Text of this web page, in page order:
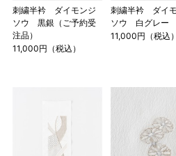
刺繍半衿 ダイモンジ
ソウ 黒銀（ご予約受
注品）
11,000円（税込）
刺繍半衿 ダイ
ソウ 白グレー
11,000円（税込）